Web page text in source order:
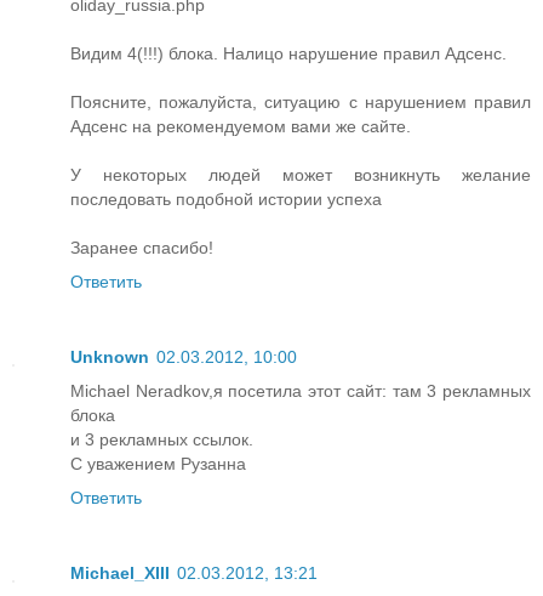
oliday_russia.php
Видим 4(!!!) блока. Налицо нарушение правил Адсенс.
Поясните, пожалуйста, ситуацию с нарушением правил
Адсенс на рекомендуемом вами же сайте.
У некоторых людей может возникнуть желание
последовать подобной истории успеха
Заранее спасибо!
Ответить
Unknown 02.03.2012, 10:00
Michael Neradkov,я посетила этот сайт: там 3 рекламных
блока
и 3 рекламных ссылок.
С уважением Рузанна
Ответить
Michael_XIII 02.03.2012, 13:21